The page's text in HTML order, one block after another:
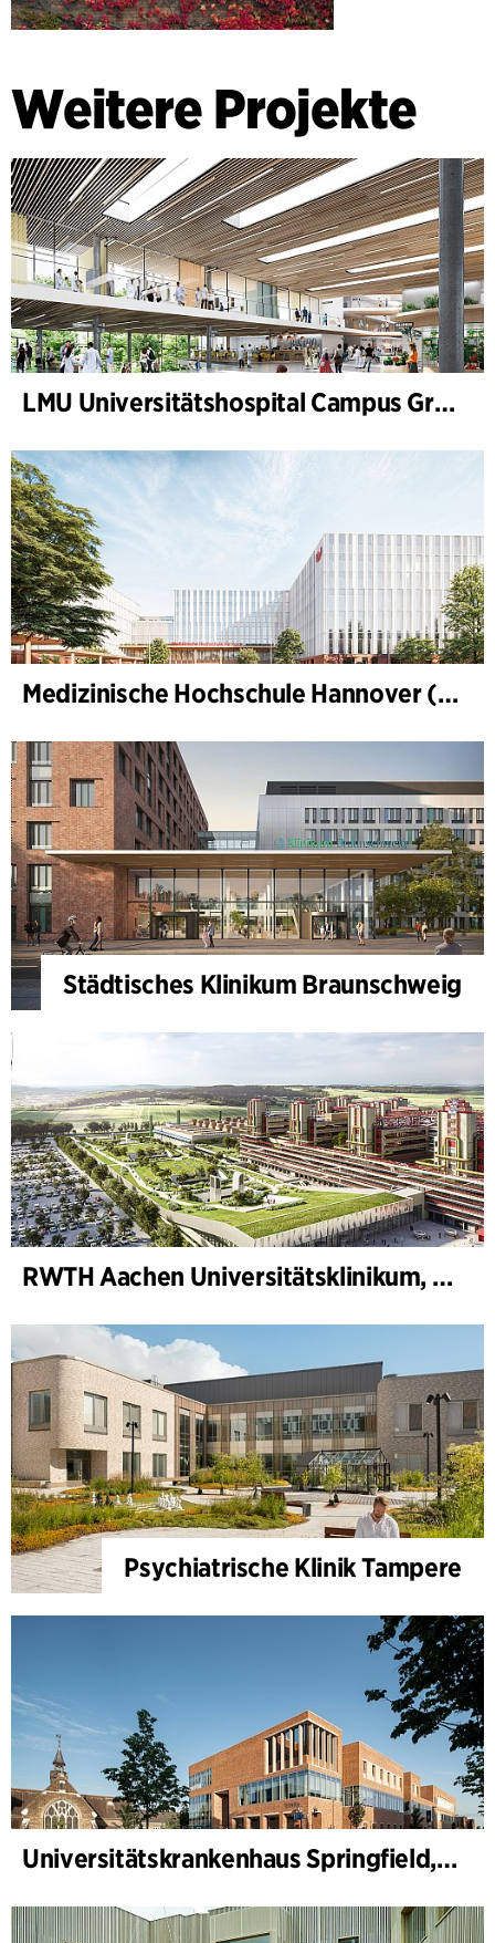
Weitere Projekte
LMU Universitätshospital Campus Großhadern
Medizinische Hochschule Hannover (MHH)
Städtisches Klinikum Braunschweig
RWTH Aachen Universitätsklinikum, Erweiterung
Psychiatrische Klinik Tampere
Universitätskrankenhaus Springfield, Psychiatrie